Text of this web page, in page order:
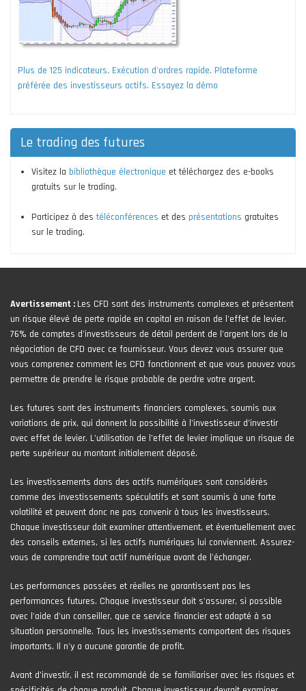
Plus de 125 indicateurs. Exécution d'ordres rapide. Plateforme
préférée des investisseurs actifs. Essayez la démo
Le trading des futures
Visitez la bibliothèque électronique et téléchargez des e-books
gratuits sur le trading.
Participez à destéléconférences et des présentations gratuites
sur le trading.
Avertissement : Les CFD sont des instruments complexes et présentent
un risque élevé de perte rapide en capital en raison de l'effet de levier.
76% de comptes d'investisseurs de détail perdent de l'argent lors de la
négociation de CFD avec ce fournisseur. Vous devez vous assurer que
vous comprenez comment les CFD fonctionnent et que vous pouvez vous
permettre de prendre le risque probable de perdre votre argent.
Les futures sont des instruments financiers complexes, soumis aux
variations de prix, qui donnent la possibilité à l’investisseur d’investir
avec effet de levier. L’utilisation de l’effet de levier implique un risque de
perte supérieur au montant initialement déposé.
Les investissements dans des actifs numériques sont considérés
comme des investissements spéculatifs et sont soumis à une forte
volatilité et peuvent donc ne pas convenir à tous les investisseurs.
Chaque investisseur doit examiner attentivement, et éventuellement avec
des conseils externes, si les actifs numériques lui conviennent. Assurez-
vous de comprendre tout actif numérique avant de l'échanger.
Les performances passées et réelles ne garantissent pas les
performances futures. Chaque investisseur doit s'assurer, si possible
avec l'aide d'un conseiller, que ce service financier est adapté à sa
situation personnelle. Tous les investissements comportent des risques
importants. Il n'y a aucune garantie de profit.
Avant d’investir, il est recommandé de se familiariser avec les risques et